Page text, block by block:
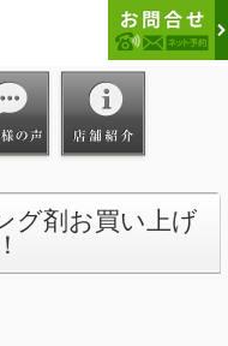
グ剤お買い上げ